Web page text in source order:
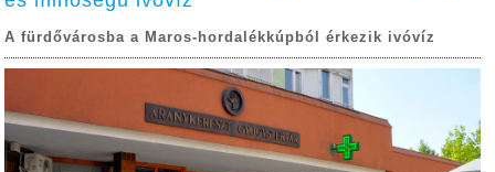
A fürdővárosba a Maros-hordalékkúpból érkezik ivóvíz